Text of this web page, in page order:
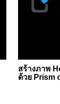
สร้างภาพ
ด้วย Prism